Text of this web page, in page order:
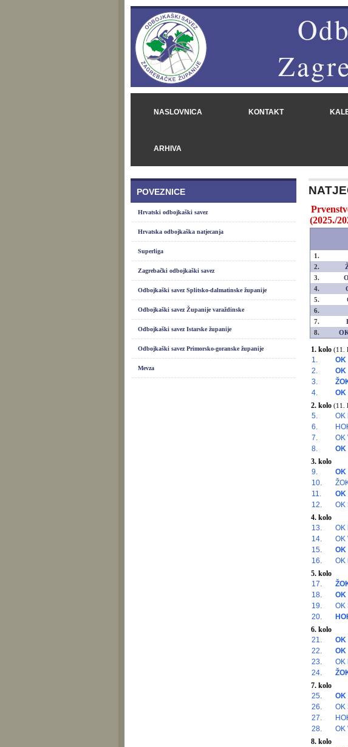
NASLOVNICA KONTAKT
ARHIVA
POVEZNICE
Hrvatski odbojkaški savez
Hrvatska odbojkaška natjecanja
Superliga
Zagrebački odbojkaški savez
Odbojkaški savez Splitsko-dalmatinske županije
Odbojkaški savez Županije varaždinske
Odbojkaški savez Istarske županije
Odbojkaški savez Primorsko-goranske županije
Mevza
(2025./
1.
2.
3.
4.
5.
6.
7.
8.
1. kolo (11.
1. OK
2. OK
3.
4. OK
2. kolo (11.
5. OK
6.
7. OK
8. OK
3. kolo
9.
OK
10.
11. OK
12. OK
4. kolo
13.
OK
14. OK
15. OK
16. OK
5. kolo
17.
18. OK
19. OK
20.
6. kolo
21.
22. OK
23. OK
24.
7. kolo
25.
OK
26. OK
27.
28. OK
8. kolo